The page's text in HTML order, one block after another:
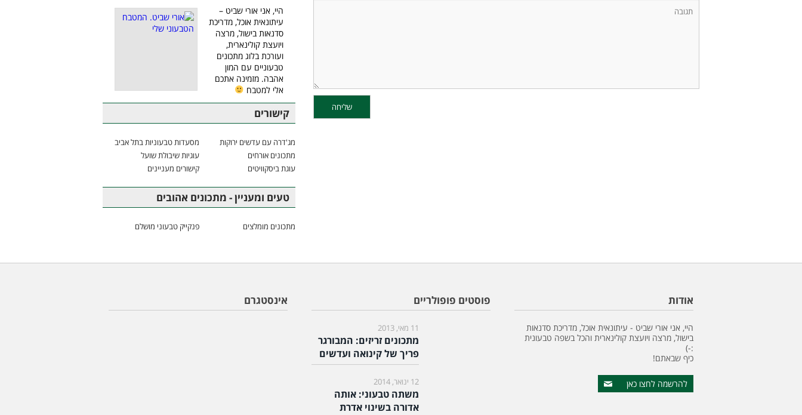
היי, אני אורי שביט –
עיתונאית אוכל, מדריכת
סדנאות בישול, מרצה
ויועצת קולינארית,
ועורכת בלוג מתכונים
טבעוניים עם המון
אהבה. מזמינה אתכם
אלי למטבח
קישורים
מג'דרה עם עדשים ירוקות
מסעדות טבעוניות בתל אביב
מתכונים אורחים
עוגיות שיבולת שועל
עוגת ביסקוויטים
קישורים מעניינים
טעים ומעניין - מתכונים אהובים
מתכונים מומלצים פנקייק טבעוני מושלם
אודות
היי, אני אורי שביט - עיתונאית אוכל, מדריכת סדנאות
בישול, מרצה ויועצת קולינארית והכל בשפה טבעונית
:-)
כיף שבאתם!
להרשמה לחצו כאן
פוסטים פופולריים
11 מאי, 2013
מתכונים זריזים: המבורגר
פריך של קינואה ועדשים
12 ינואר, 2014
משתה טבעוני: אותה
אדורה בשינוי אדרת
אינסטגרם